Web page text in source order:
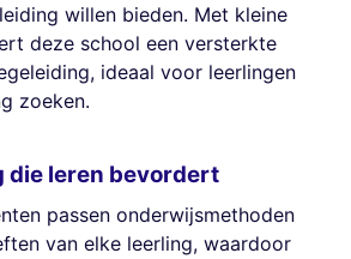
willen bieden. Met kleine
deze school een versterkte
ideaal voor leerlingen
zoeken.
die leren bevordert
passen onderwijsmethoden
van elke leerling, waardoor